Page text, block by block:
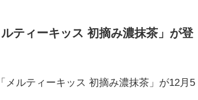
ティーキッス 初摘み濃抹茶」が登
ルティーキッス 初摘み濃抹茶」が12月5